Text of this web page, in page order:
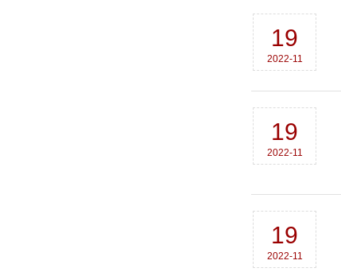
19
2022-11
19
2022-11
19
2022-11